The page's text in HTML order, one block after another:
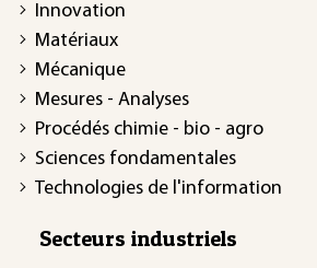
Innovation
Matériaux
Mécanique
Mesures - Analyses
Procédés chimie - bio - agro
Sciences fondamentales
Technologies de l'information
Secteurs industriels